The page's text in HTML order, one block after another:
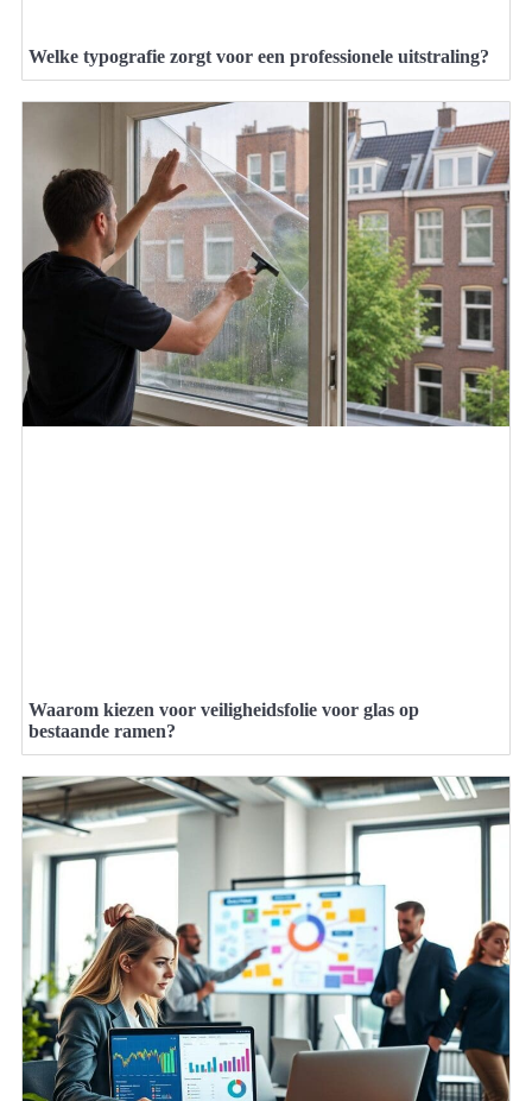
Welke typografie zorgt voor een professionele uitstraling?
Waarom kiezen voor veiligheidsfolie voor glas op
bestaande ramen?